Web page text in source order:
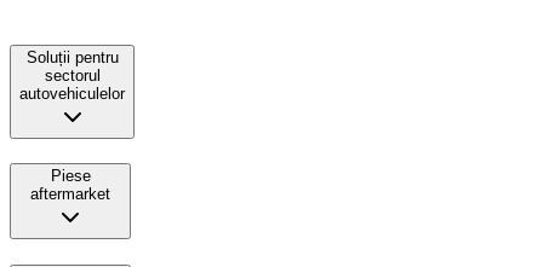
Soluții pentru
sectorul
autovehiculelor
Piese
aftermarket